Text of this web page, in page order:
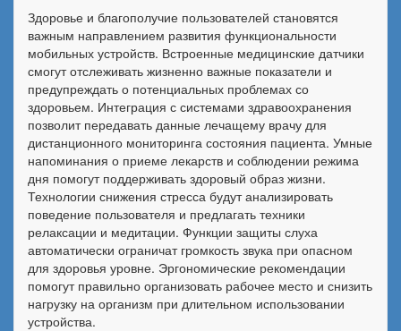
Здоровье и благополучие пользователей становятся
важным направлением развития функциональности
мобильных устройств. Встроенные медицинские датчики
смогут отслеживать жизненно важные показатели и
предупреждать о потенциальных проблемах со
здоровьем. Интеграция с системами здравоохранения
позволит передавать данные лечащему врачу для
дистанционного мониторинга состояния пациента. Умные
напоминания о приеме лекарств и соблюдении режима
дня помогут поддерживать здоровый образ жизни.
Технологии снижения стресса будут анализировать
поведение пользователя и предлагать техники
релаксации и медитации. Функции защиты слуха
автоматически ограничат громкость звука при опасном
для здоровья уровне. Эргономические рекомендации
помогут правильно организовать рабочее место и снизить
нагрузку на организм при длительном использовании
устройства.